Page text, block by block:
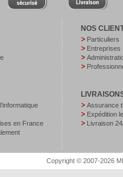
en France
NOS
Particuliers
Entreprises
Assurance
Expédition
Livraison
Copyright © 2007-2026